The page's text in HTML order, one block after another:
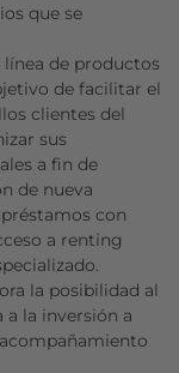
que se
línea de productos
de facilitar el
clientes del
sus
a fin de
de nueva
con
a renting
la posibilidad al
a la inversión a